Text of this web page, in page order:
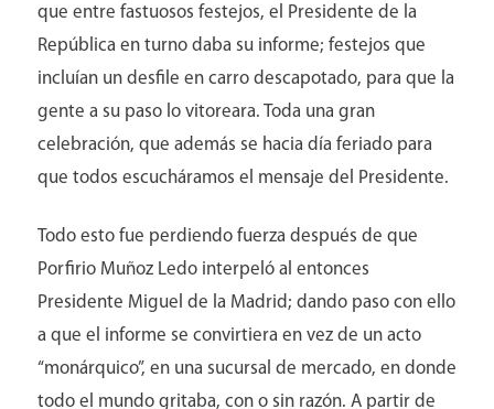
Directorio
que entre fastuosos festejos, el Presidente de la
República en turno daba su informe; festejos que
incluían un desfile en carro descapotado, para que la
gente a su paso lo vitoreara. Toda una gran
celebración, que además se hacia día feriado para
que todos escucháramos el mensaje del Presidente.
Todo esto fue perdiendo fuerza después de que
Porfirio Muñoz Ledo interpeló al entonces
Presidente Miguel de la Madrid; dando paso con ello
a que el informe se convirtiera en vez de un acto
“monárquico”, en una sucursal de mercado, en donde
todo el mundo gritaba, con o sin razón. A partir de